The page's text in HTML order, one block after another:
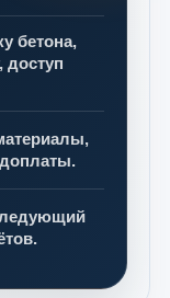
бетона,
доступ